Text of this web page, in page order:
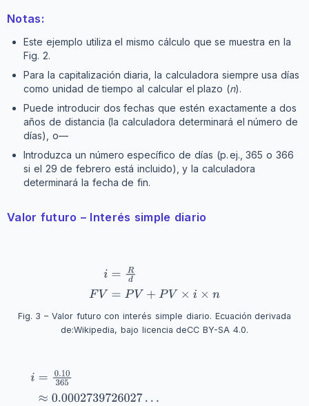
Notas:
Este ejemplo utiliza el mismo cálculo que se muestra en la
Fig. 2.
Para la capitalización diaria, la calculadora siempre usa días
como unidad de tiempo al calcular el plazo (n).
Puede introducir dos fechas que estén exactamente a dos
años de distancia (la calculadora determinará el número de
días), o—
Introduzca un número específico de días (p. ej., 365 o 366
si el 29 de febrero está incluido), y la calculadora
determinará la fecha de fin.
Valor futuro – Interés simple diario
Fig. 3 – Valor futuro con interés simple diario. Ecuación derivada
de:Wikipedia, bajo licencia deCC BY-SA 4.0.